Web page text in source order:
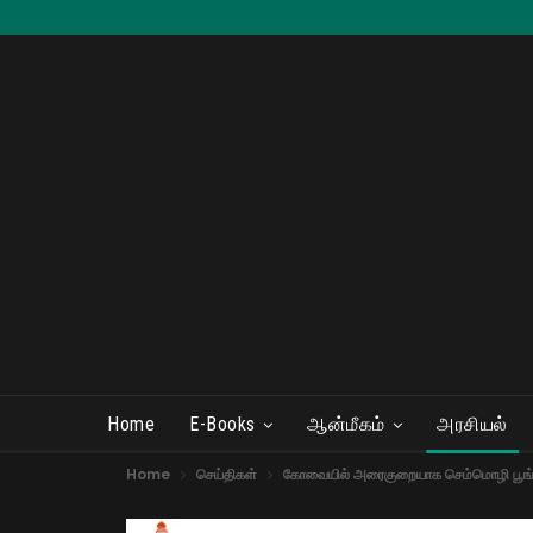
Home E-Books ஆன்மீகம் அரசியல்
Home செய்திகள் கோவையில் அரைகுறையாக செம்மொழி